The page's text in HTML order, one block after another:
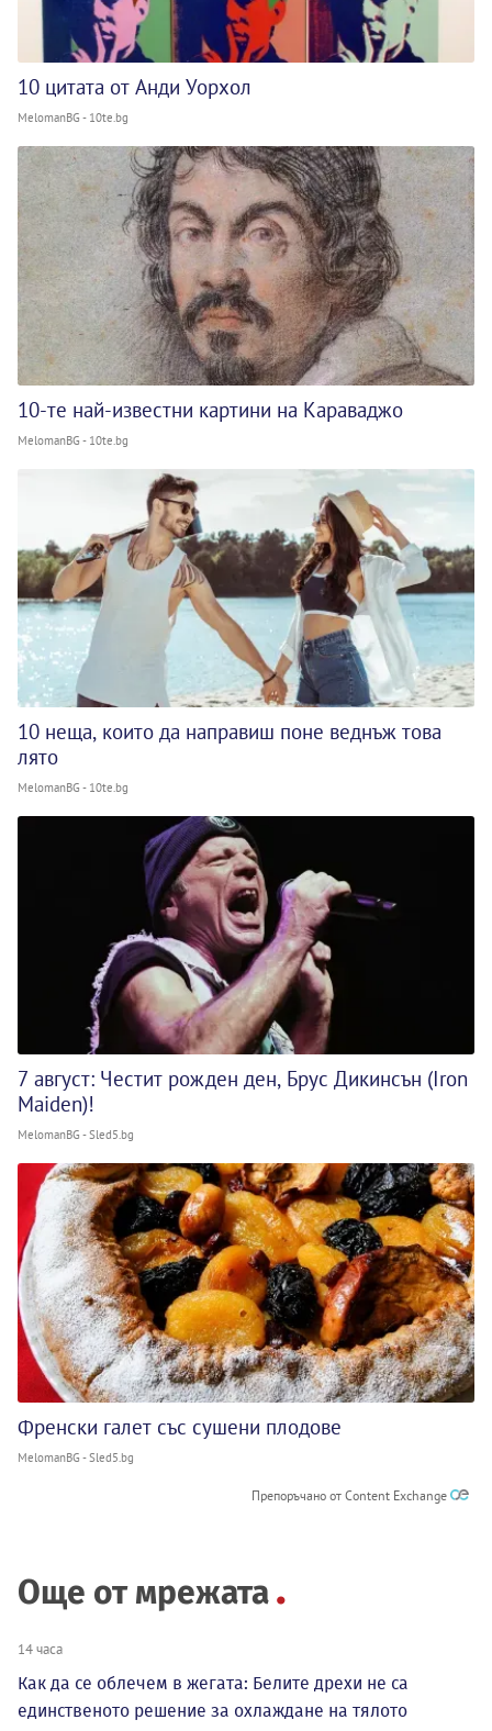
10 цитата от Анди Уорхол
MelomanBG - 10te.bg
10-те най-известни картини на Караваджо
MelomanBG - 10te.bg
10 неща, които да направиш поне веднъж това
лято
MelomanBG - 10te.bg
7 август: Честит рожден ден, Брус Дикинсън (Iron
Maiden)!
MelomanBG - Sled5.bg
Френски галет със сушени плодове
MelomanBG - Sled5.bg
Препоръчано от Content Exchange
Още от мрежата
14 часа
Как да се облечем в жегата: Белите дрехи не са
единственото решение за охлаждане на тялото